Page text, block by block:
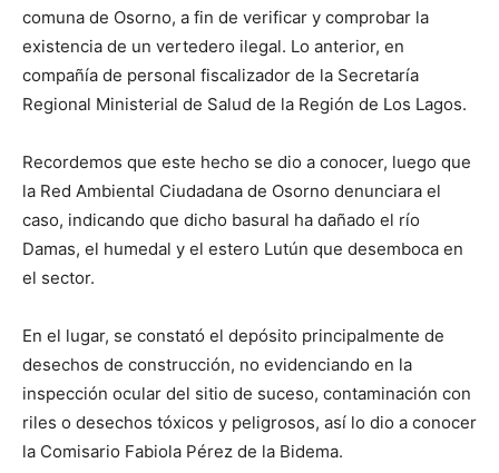
comuna de Osorno, a fin de verificar y comprobar la
existencia de un vertedero ilegal. Lo anterior, en
compañía de personal fiscalizador de la Secretaría
Regional Ministerial de Salud de la Región de Los Lagos.
Recordemos que este hecho se dio a conocer, luego que
la Red Ambiental Ciudadana de Osorno denunciara el
caso, indicando que dicho basural ha dañado el río
Damas, el humedal y el estero Lutún que desemboca en
el sector.
En el lugar, se constató el depósito principalmente de
desechos de construcción, no evidenciando en la
inspección ocular del sitio de suceso, contaminación con
riles o desechos tóxicos y peligrosos, así lo dio a conocer
la Comisario Fabiola Pérez de la Bidema.